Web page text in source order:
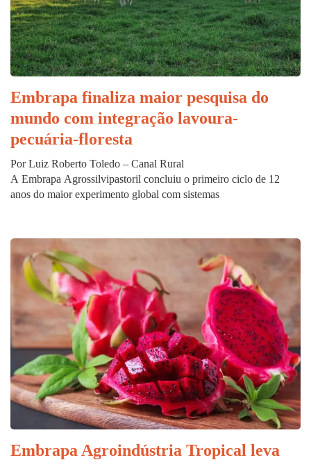
Embrapa finaliza maior pesquisa do
mundo com integração lavoura-
pecuária-floresta
Por Luiz Roberto Toledo – Canal Rural
A Embrapa Agrossilvipastoril concluiu o primeiro ciclo de 12
anos do maior experimento global com sistemas
Embrapa Agroindústria Tropical leva